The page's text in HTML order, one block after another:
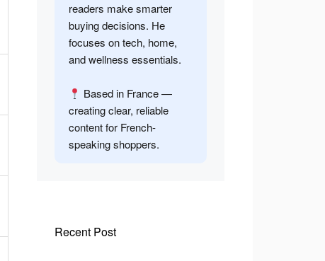
readers make smarter
buying decisions. He
focuses on tech, home,
and wellness essentials.
Based in France —
creating clear, reliable
content for French-
speaking shoppers.
Recent Post